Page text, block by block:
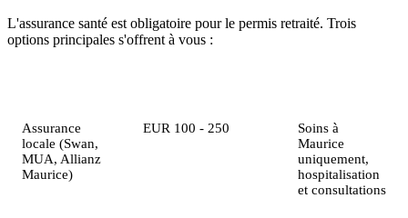
L'assurance santé est obligatoire pour le permis retraité. Trois
options principales s'offrent à vous :
Assurance
locale (Swan,
MUA, Allianz
Maurice)
EUR 100 - 250
Soins à
Maurice
uniquement,
hospitalisation
et consultations